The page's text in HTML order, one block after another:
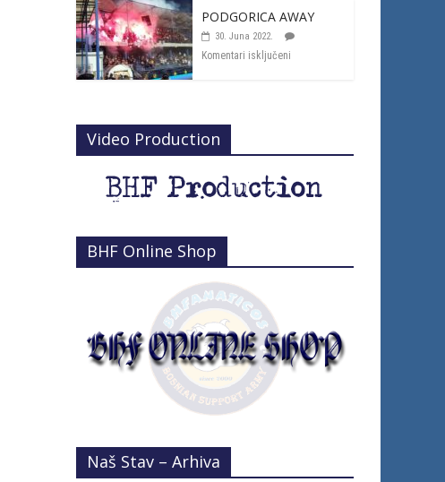
PODGORICA AWAY
30. Juna 2022.
Komentari isključeni
Video Production
BHF Online Shop
Naš Stav – Arhiva